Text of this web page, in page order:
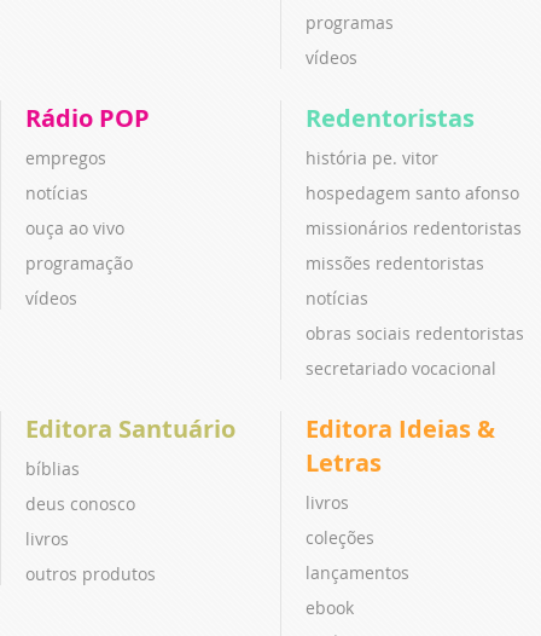
programas
vídeos
Rádio POP
empregos
notícias
ouça ao vivo
programação
vídeos
Redentoristas
história pe. vitor
hospedagem santo afonso
missionários redentoristas
missões redentoristas
notícias
obras sociais redentoristas
secretariado vocacional
Editora Santuário
bíblias
deus conosco
livros
outros produtos
Editora Ideias &
Letras
livros
coleções
lançamentos
ebook